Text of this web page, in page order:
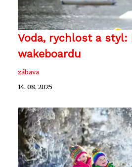
Voda, rychlost a styl:
wakeboardu
zábava
14. 08. 2025